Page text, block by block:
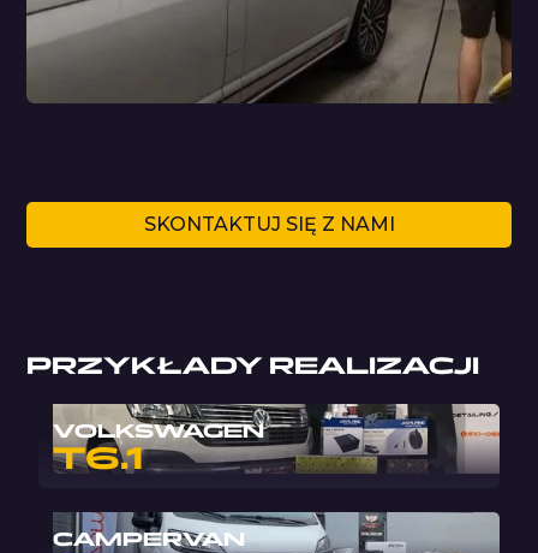
SKONTAKTUJ SIĘ Z NAMI
PRZYKŁADY REALIZACJI
VOLKSWAGEN
T6.1
CAMPERVAN